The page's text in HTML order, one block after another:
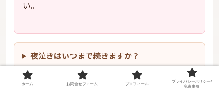
い。
夜泣きはいつまで続きますか？
夜泣きは病気ですか？
ホーム お問合せフォーム プロフィール
プライバシーポリシー/
免責事項